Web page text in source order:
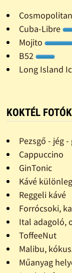
Cosmopolitan
Cuba-Libre
Mojito
B52
Long Island
KOKTÉL FOTÓK
Pezsgő - jég
Cappuccino
GinTonic
Kávé
Reggeli kávé
Forrócsoki,
Ital adagoló,
ToffeeNut
Malibu,
Műanyag